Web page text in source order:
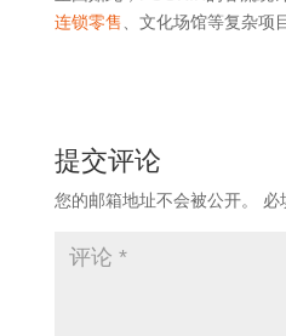
连锁零售、文化场馆等复杂项
提交评论
您的邮箱地址不会被公开。 必